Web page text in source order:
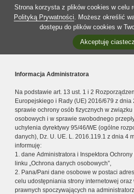
Strona korzysta z plików cookies w celu
Polityką Prywatności. Możesz określić
dostępu do plików cookies w
Akceptuję
Informacja Administratora
Na podstawie art. 13 ust. 1 i 2
Europejskiego i Rady (UE) 2016/679 z dnia
sprawie ochrony osób fizycznych w
osobowych i w sprawie swobodnego
uchylenia dyrektywy 95/46/WE (ogólne
danych), Dz. U. UE. L. 2016.119.1 z dnia 4
informuję:
1. dane Administratora i Inspektora
linku „Ochrona danych osobowych”,
2. Pana/Pani dane osobowe w postaci
celu udostępniania strony internetowej oraz
prawnych spoczywających na